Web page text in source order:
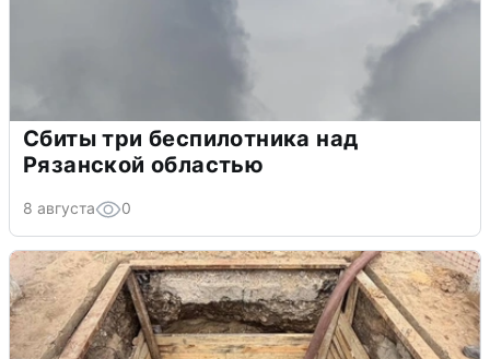
Сбиты три беспилотника над
Рязанской областью
8 августа 0